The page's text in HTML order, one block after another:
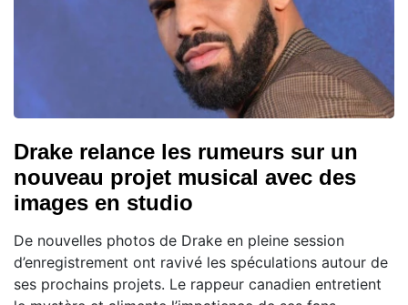
Drake relance les rumeurs sur un
nouveau projet musical avec des
images en studio
De nouvelles photos de Drake en pleine session
d’enregistrement ont ravivé les spéculations autour de
ses prochains projets. Le rappeur canadien entretient